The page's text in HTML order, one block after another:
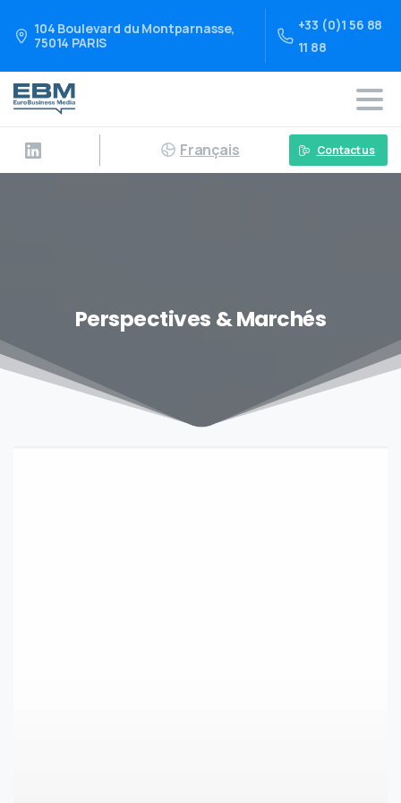
104 Boulevard du Montparnasse,
75014 PARIS
+33 (0)1 56 88
11 88
Français Contact us
Perspectives & Marchés